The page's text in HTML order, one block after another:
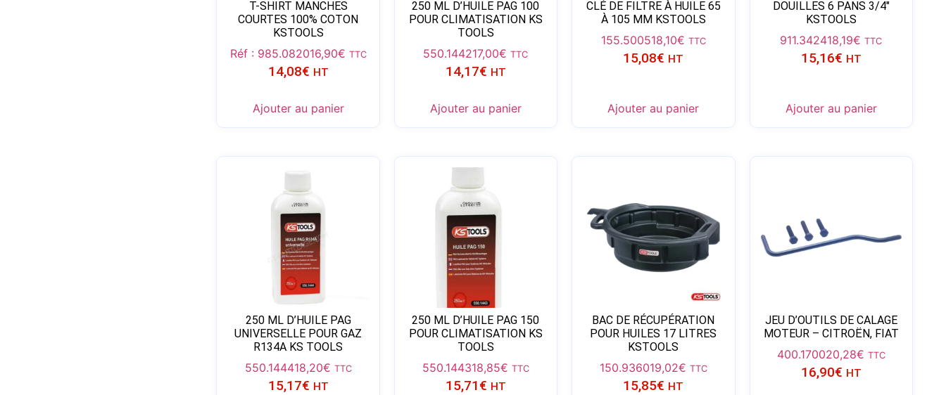
T-SHIRT MANCHES
COURTES 100% COTON
KSTOOLS
Réf : 985.082016,90€ TTC
14,08€ HT
Ajouter au panier
250 ML D’HUILE PAG 100
POUR CLIMATISATION KS
TOOLS
550.144217,00€ TTC
14,17€ HT
Ajouter au panier
CLÉ DE FILTRE À HUILE 65
À 105 MM KSTOOLS
155.500518,10€ TTC
15,08€ HT
Ajouter au panier
DOUILLES 6 PANS 3/4″
KSTOOLS
911.342418,19€ TTC
15,16€ HT
Ajouter au panier
250 ML D’HUILE PAG
UNIVERSELLE POUR GAZ
R134A KS TOOLS
550.144418,20€ TTC
15,17€ HT
250 ML D’HUILE PAG 150
POUR CLIMATISATION KS
TOOLS
550.144318,85€ TTC
15,71€ HT
BAC DE RÉCUPÉRATION
POUR HUILES 17 LITRES
KSTOOLS
150.936019,02€ TTC
15,85€ HT
JEU D’OUTILS DE CALAGE
MOTEUR – CITROËN, FIAT
400.170020,28€ TTC
16,90€ HT